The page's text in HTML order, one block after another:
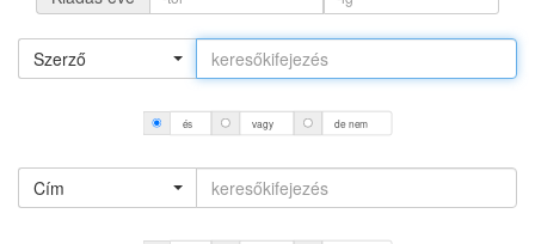
Szerző
és vagy de nem
Cím